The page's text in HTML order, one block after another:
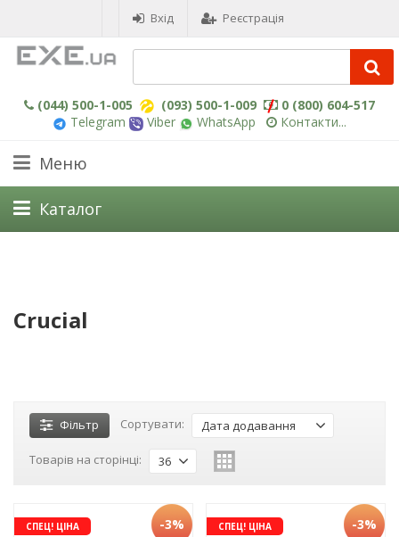
Вхід Реєстрація
(044) 500-1-005 (093) 500-1-009
0 (800) 604-517
Telegram
Viber WhatsApp Контакти...
Меню
Каталог
Crucial
Фільтр Сортувати: Дата додавання
Товарів на сторінці: 36
СПЕЦ! ЦІНА
-3%
СПЕЦ! ЦІНА
-3%